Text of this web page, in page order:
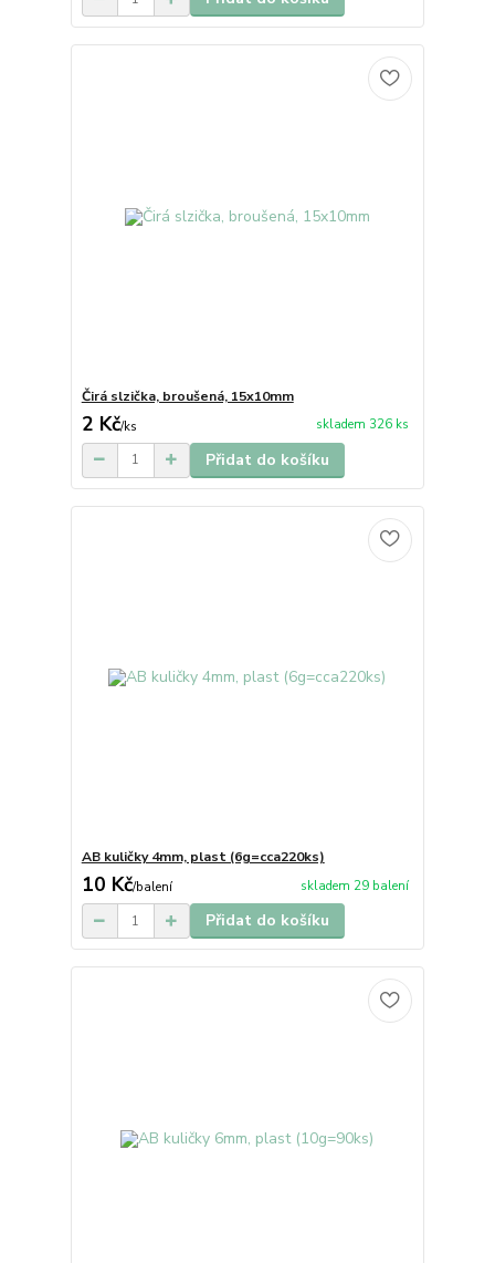
Čirá slzička, broušená, 15x10mm
2 Kč/ks skladem 326 ks
Přidat do košíku
AB kuličky 4mm, plast (6g=cca220ks)
10 Kč/balení skladem 29 balení
Přidat do košíku